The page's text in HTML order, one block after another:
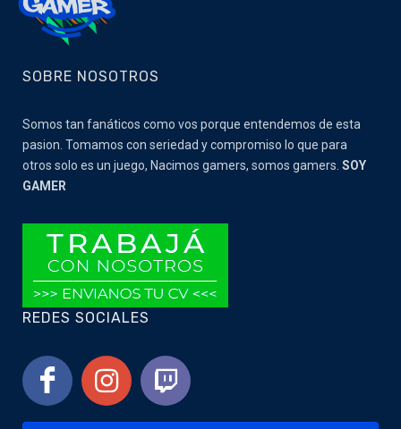
SOBRE NOSOTROS
Somos tan fanáticos como vos porque entendemos de esta
pasion. Tomamos con seriedad y compromiso lo que para
otros solo es un juego, Nacimos gamers, somos gamers. SOY
GAMER
REDES SOCIALES